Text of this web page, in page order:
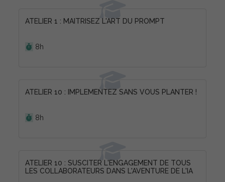
ATELIER 1 : MAITRISEZ L'ART DU PROMPT
8h
ATELIER 10 : IMPLEMENTEZ SANS VOUS PLANTER !
8h
ATELIER 10 : SUSCITER L'ENGAGEMENT DE TOUS
LES COLLABORATEURS DANS L'AVENTURE DE L'IA